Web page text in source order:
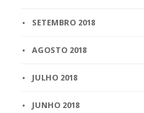
SETEMBRO 2018
AGOSTO 2018
JULHO 2018
JUNHO 2018